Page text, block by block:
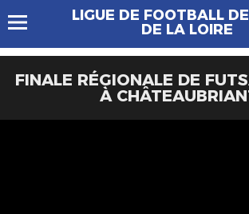
LIGUE DE FOOTBALL
DE LA LOIRE
FINALE RÉGIONALE DE
À